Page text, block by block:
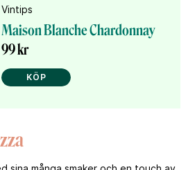
Vintips
Maison Blanche Chardonnay
99 kr
KÖP